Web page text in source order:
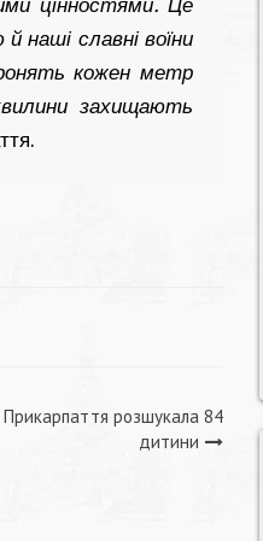
цінностями. Це
наші славні воїни
кожен метр
захищають
Прикарпаття розшукала 84
дитини